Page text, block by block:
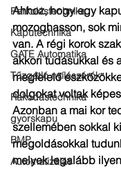
Parkolástechnika
Kaputechnika
GATE Automatika
Tűzgátló nyílászárók
Rakodástechnika
gyorskapu
BMP
Automatizálás
Ahhoz, hogy egy
mozoghasson, sok
van. A régi korok
akkori tudásukkal és
megfelelő
dolgokat voltak
Azonban a mai kor
szellemében sokkal
megoldásokkal
melyek legalább